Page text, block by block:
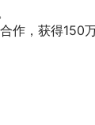
作，获得150万